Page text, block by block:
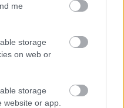
me
storage
on web or
storage
website or app.